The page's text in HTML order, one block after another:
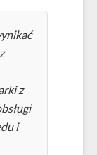
z
i